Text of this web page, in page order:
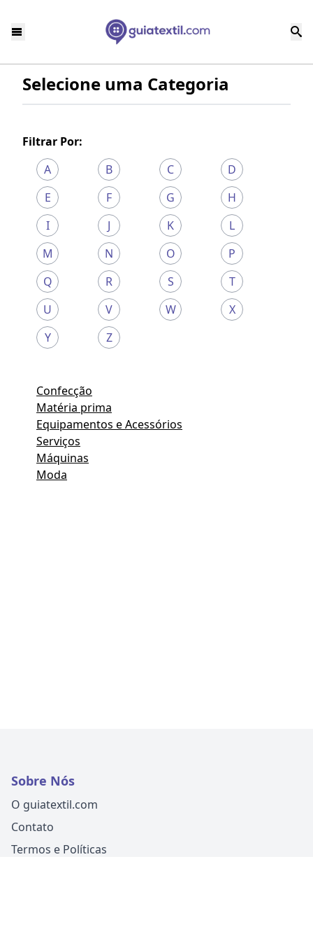
Selecione uma Categoria
Filtrar Por:
A
B C
D
E
F G
H
I
J K
L
M
N O
P
Q
R S
T
U
V W
X
Y
Z
Confecção
Matéria prima
Equipamentos e Acessórios
Serviços
Máquinas
Moda
Sobre Nós
O guiatextil.com
Contato
Termos e Políticas